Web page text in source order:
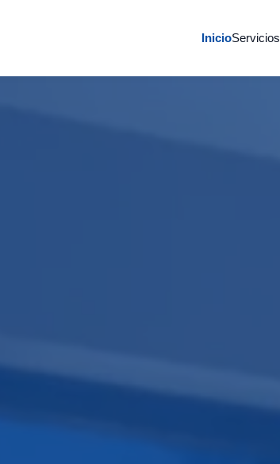
InicioServicios